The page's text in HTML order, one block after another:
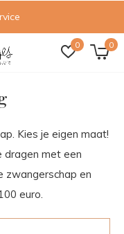
0 0
Kies je eigen maat!
dragen met een
zwangerschap en
euro.